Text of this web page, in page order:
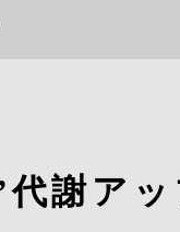
謝アッ